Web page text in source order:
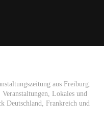
aus Freiburg.
Lokales und
Deutschland, Frankreich und